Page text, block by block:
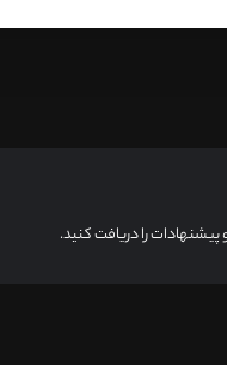
را دریافت کنید.